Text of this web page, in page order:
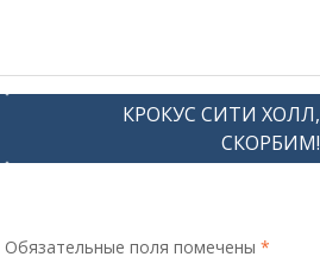
КРОКУС СИТИ ХОЛЛ,
СКОРБИМ!
Обязательные поля помечены *